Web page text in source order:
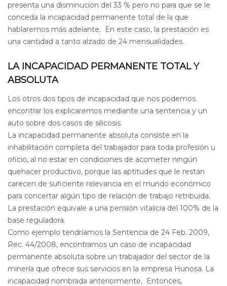
presenta una disminución del 33 % pero no para que se le
conceda la incapacidad permanente total de la que
hablaremos más adelante. En este caso, la prestación es
una cantidad a tanto alzado de 24 mensualidades.
LA INCAPACIDAD PERMANENTE TOTAL Y
ABSOLUTA
Los otros dos tipos de incapacidad que nos podemos
encontrar los explicaremos mediante una sentencia y un
auto sobre dos casos de silicosis.
La incapacidad permanente absoluta consiste en la
inhabilitación completa del trabajador para toda profesión u
oficio, al no estar en condiciones de acometer ningún
quehacer productivo, porque las aptitudes que le restan
carecen de suficiente relevancia en el mundo económico
para concertar algún tipo de relación de trabajo retribuida.
La prestación equivale a una pensión vitalicia del 100% de la
base reguladora.
Como ejemplo tendríamos la Sentencia de 24 Feb. 2009,
Rec. 44/2008, encontramos un caso de incapacidad
permanente absoluta sobre un trabajador del sector de la
minería que ofrece sus servicios en la empresa Hunosa. La
incapacidad nombrada anteriormente, Entonces,